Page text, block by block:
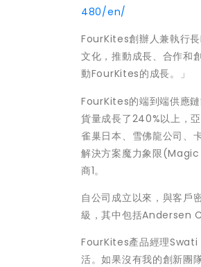
480/en/
FourKites創辦人兼執行
文化，推動成長、合作和
動FourKites的成長。」
FourKites的端到端供應
貨量成長了240%以上，
雀巢日本、雪佛龍公司
解決方案魔力象限
商1。
自公司成立以來，與客戶
級，其中包括Andersen
FourKites產品經理Swati
活。如果沒有我的創新團